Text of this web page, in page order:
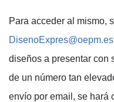
Para acceder al mismo,
DisenoExpres@oepm.es
diseños a presentar con
de un número tan
envío por email, se hará